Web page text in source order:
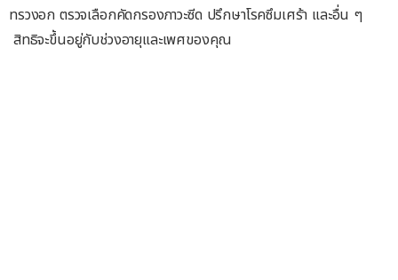
ทรวงอก ตรวจเลือกคัดกรองภาวะซีด ปรึกษาโรคซึมเศร้า และอื่น ๆ
สิทธิจะขึ้นอยู่กับช่วงอายุและเพศของคุณ